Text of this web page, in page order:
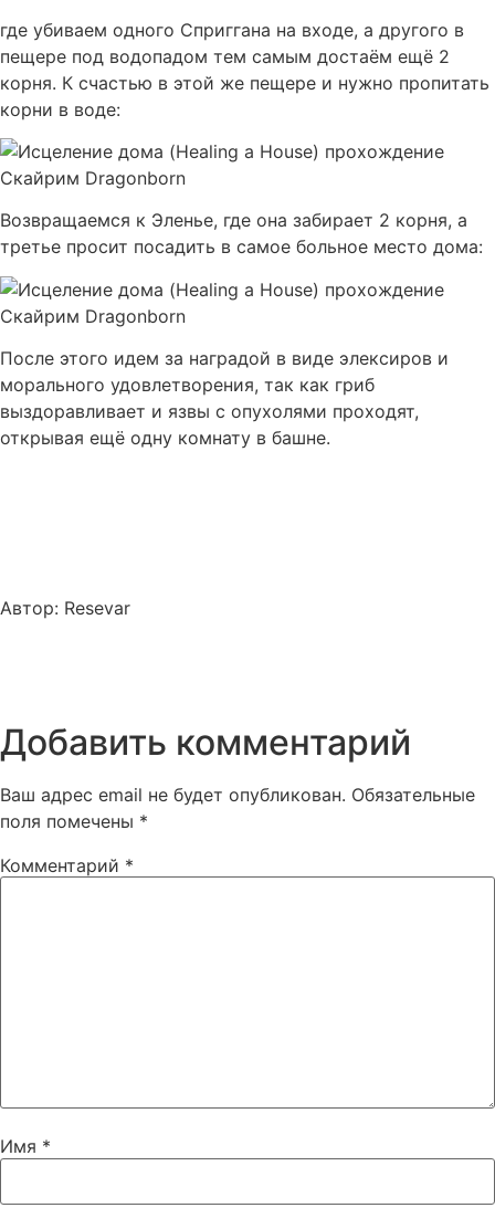
где убиваем одного Сприггана на входе, а другого в
пещере под водопадом тем самым достаём ещё 2
корня. К счастью в этой же пещере и нужно пропитать
корни в воде:
Возвращаемся к Эленье, где она забирает 2 корня, а
третье просит посадить в самое больное место дома:
После этого идем за наградой в виде элексиров и
морального удовлетворения, так как гриб
выздоравливает и язвы с опухолями проходят,
открывая ещё одну комнату в башне.
Автор: Resevar
Добавить комментарий
Ваш адрес email не будет опубликован. Обязательные
поля помечены *
Комментарий *
Имя *